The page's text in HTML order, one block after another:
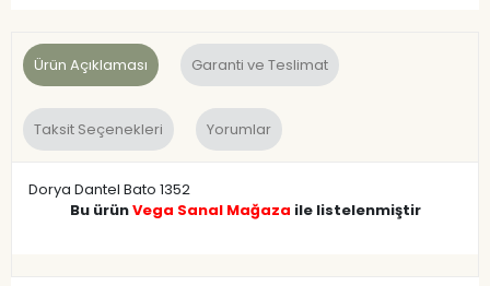
Ürün Açıklaması Garanti ve Teslimat
Taksit Seçenekleri Yorumlar
Dorya Dantel Bato 1352
Bu ürünVega Sanal Mağaza ile listelenmiştir